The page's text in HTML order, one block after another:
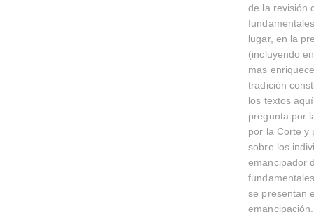
de la revisión
lugar, en la
(incluyendo
mas
tradición
los textos
pregunta por
por la Corte y
sobre los
emancipador
se presentan